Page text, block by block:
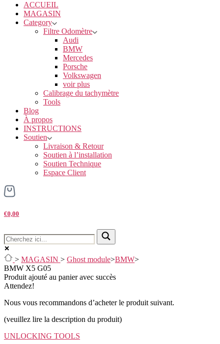
ACCUEIL
MAGASIN
Category
Filtre Odomètre
Audi
BMW
Mercedes
Porsche
Volkswagen
voir plus
Calibrage du tachymètre
Tools
Blog
À propos
INSTRUCTIONS
Soutien
Livraison & Retour
Soutien à l’installation
Soutien Technique
Espace Client
€0,00
> MAGASIN > Ghost module>BMW>
BMW X5 G05
Produit ajouté au panier avec succès
Attendez!
Nous vous recommandons d’acheter le produit suivant.
(veuillez lire la description du produit)
UNLOCKING TOOLS